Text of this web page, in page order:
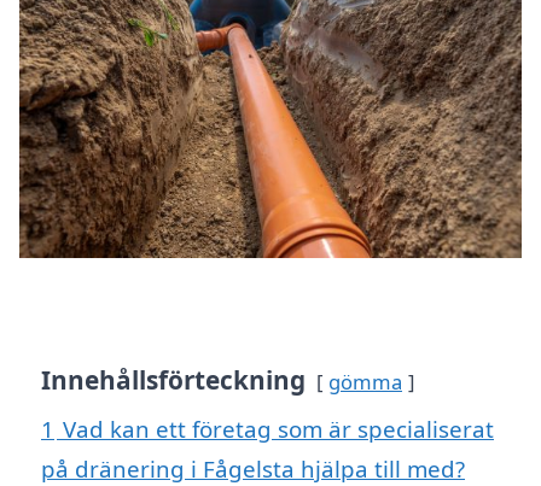
Innehållsförteckning gömma
1 Vad kan ett företag som är specialiserat
på dränering i Fågelsta hjälpa till med?